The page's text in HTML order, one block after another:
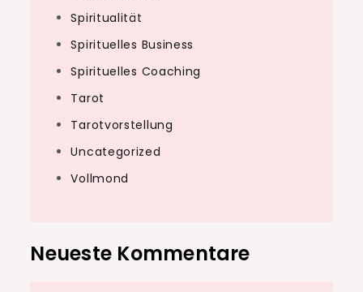
Spiritualität
Spirituelles Business
Spirituelles Coaching
Tarot
Tarotvorstellung
Uncategorized
Vollmond
Neueste Kommentare